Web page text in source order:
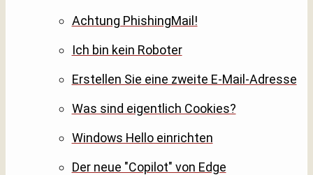
Achtung PhishingMail!
Ich bin kein Roboter
Erstellen Sie eine zweite E-Mail-Adresse
Was sind eigentlich Cookies?
Windows Hello einrichten
Der neue "Copilot" von Edge